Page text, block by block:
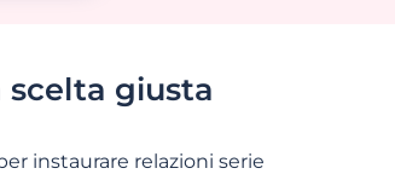
scelta giusta
instaurare relazioni serie